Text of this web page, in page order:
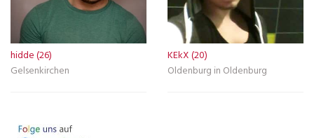
hidde (26)
Gelsenkirchen
KEkX (20)
Oldenburg in Oldenburg